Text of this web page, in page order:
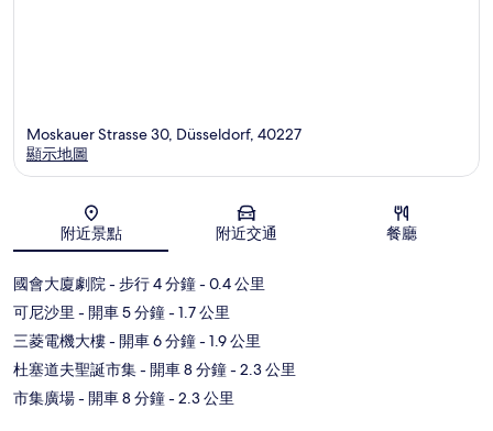
地圖
Moskauer Strasse 30, Düsseldorf, 40227
顯示地圖
附近景點 附近交通 餐廳
國會大廈劇院- 步行 4 分鐘- 0.4 公里
可尼沙里 - 開車 5 分鐘- 1.7 公里
三菱電機大樓- 開車 6 分鐘- 1.9 公里
杜塞道夫聖誕市集- 開車 8 分鐘- 2.3 公里
市集廣場- 開車 8 分鐘- 2.3 公里